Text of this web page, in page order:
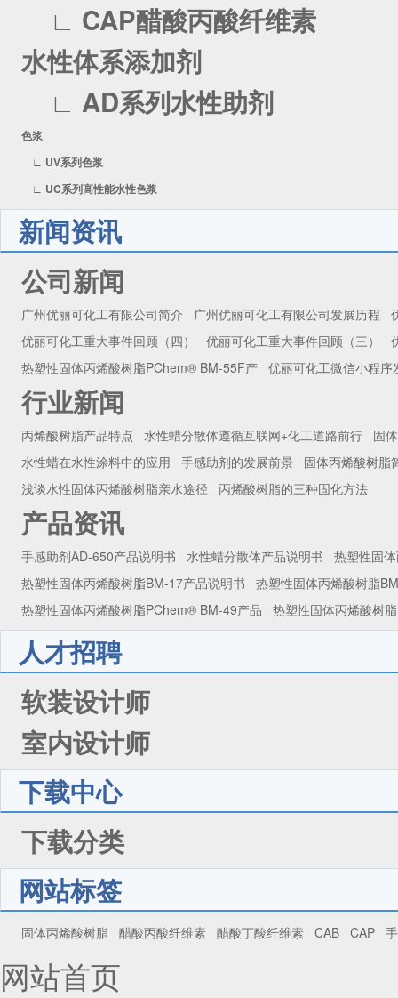
∟ CAP醋酸丙酸纤维素
水性体系添加剂
∟ AD系列水性助剂
色浆
∟ UV系列色浆
∟ UC系列高性能水性色浆
新闻资讯
公司新闻
广州优丽可化工有限公司简介 广州优丽可化工有限公司发展历程
优丽可化工重大事件回顾（四）
优丽可化工重大事件回顾（三）
热塑性固体丙烯酸树脂PChem® BM-55F产 优丽可化工微信小程序
行业新闻
丙烯酸树脂产品特点 水性蜡分散体遵循互联网+化工道路前行
固
水性蜡在水性涂料中的应用
手感助剂的发展前景
固体丙烯酸树脂
浅谈水性固体丙烯酸树脂亲水途径
丙烯酸树脂的三种固化方法
产品资讯
手感助剂AD-650产品说明书 水性蜡分散体产品说明书
热塑性固
热塑性固体丙烯酸树脂BM-17产品说明书
热塑性固体丙烯酸树脂
热塑性固体丙烯酸树脂PChem® BM-49产品
热塑性固体丙烯酸树
人才招聘
软装设计师
室内设计师
下载中心
下载分类
网站标签
固体丙烯酸树脂 醋酸丙酸纤维素 醋酸丁酸纤维素 CAB CAP
网站首页